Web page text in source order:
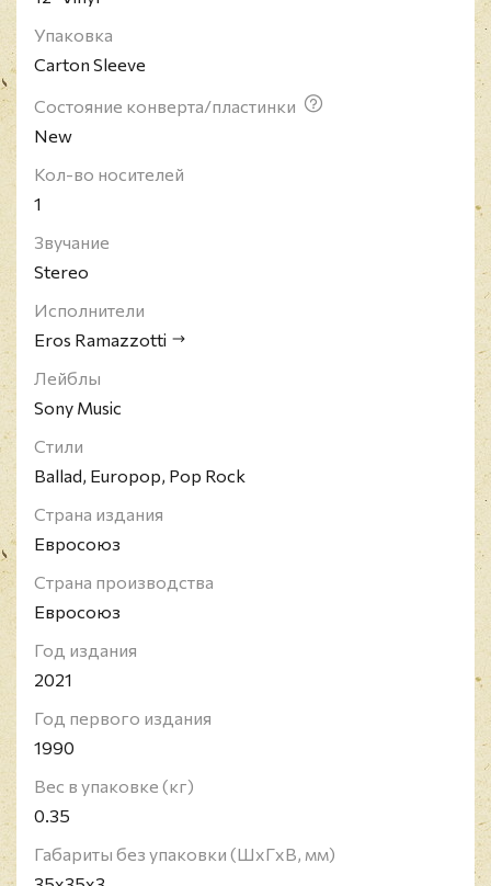
Америки. В мире продано более 100 миллионов
записей Рамаццотти.
Упаковка
Carton Sleeve
Состояние конверта/пластинки
New
Кол-во носителей
1
Звучание
Stereo
Исполнители
Eros Ramazzotti
Лейблы
Sony Music
Стили
Ballad, Europop, Pop Rock
Страна издания
Евросоюз
Страна производства
Евросоюз
Год издания
2021
Год первого издания
1990
Вес в упаковке (кг)
0.35
Габариты без упаковки (ШxГxВ, мм)